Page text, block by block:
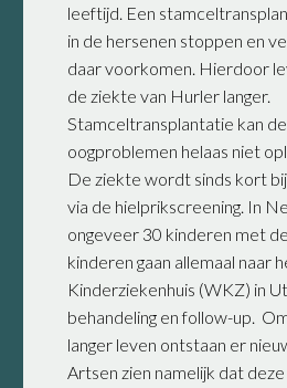
leeftijd. Een
in de hersenen stoppen en
daar voorkomen. Hierdoor
de ziekte van Hurler langer.
Stamceltransplantatie kan
oogproblemen helaas niet
De ziekte wordt sinds kort
via de hielprikscreening. In
ongeveer 30 kinderen met
kinderen gaan allemaal naar
Kinderziekenhuis (WKZ) in
behandeling en follow-up.
langer leven ontstaan er
Artsen zien namelijk dat